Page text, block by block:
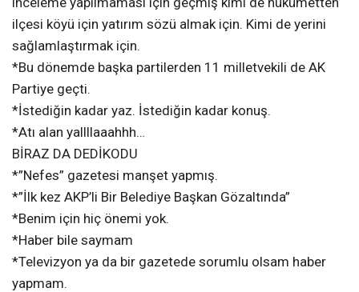
ilçesi köyü için yatırım sözü almak için. Kimi de yerini
sağlamlaştırmak için.
*Bu dönemde başka partilerden 11 milletvekili de AK
Partiye geçti.
*İstediğin kadar yaz. İstediğin kadar konuş.
*Atı alan yallllaaahhh…
BİRAZ DA DEDİKODU
*”Nefes” gazetesi manşet yapmış.
*”İlk kez AKP’li Bir Belediye Başkan Gözaltında”
*Benim için hiç önemi yok.
*Haber bile saymam
*Televizyon ya da bir gazetede sorumlu olsam haber
yapmam.